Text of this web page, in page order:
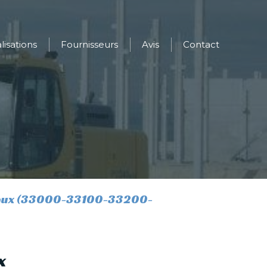
Fournisseurs Avis Contact
(33000-33100-33200-